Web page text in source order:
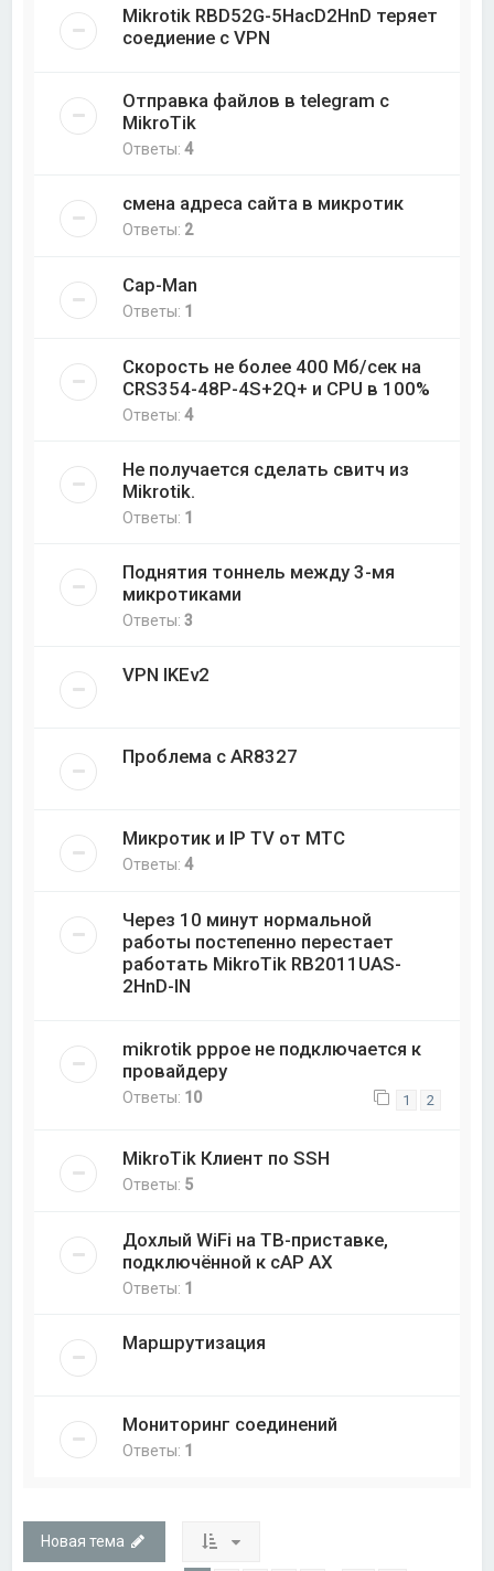
Mikrotik RBD52G-5HacD2HnD теряет
соедиение с VPN
Отправка файлов в telegram с
MikroTik
Ответы:4
смена адреса сайта в микротик
Ответы: 2
Cap-Man
Ответы: 1
Скорость не более 400 Мб/cек на
CRS354-48P-4S+2Q+ и CPU в 100%
Ответы:4
Не получается сделать свитч из
Mikrotik.
Ответы: 1
Поднятия тоннель между 3-мя
микротиками
Ответы:3
VPN IKEv2
Проблема с AR8327
Микротик и IP TV от МТС
Ответы:4
Через 10 минут нормальной
работы постепенно перестает
работать MikroTik RB2011UAS-
2HnD-IN
mikrotik pppoe не подключается к
провайдеру
Ответы: 10 1 2
MikroTik Клиент по SSH
Ответы: 5
Дохлый WiFi на ТВ-приставке,
подключённой к cAP AX
Ответы: 1
Маршрутизация
Мониторинг соединений
Ответы: 1
Новая тема